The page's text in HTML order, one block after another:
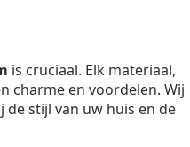
is cruciaal. Elk materiaal,
charme en voordelen. Wij
de stijl van uw huis en de